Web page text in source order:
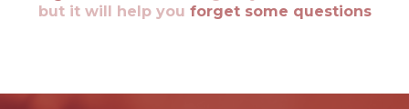
but it will help you forget some questions